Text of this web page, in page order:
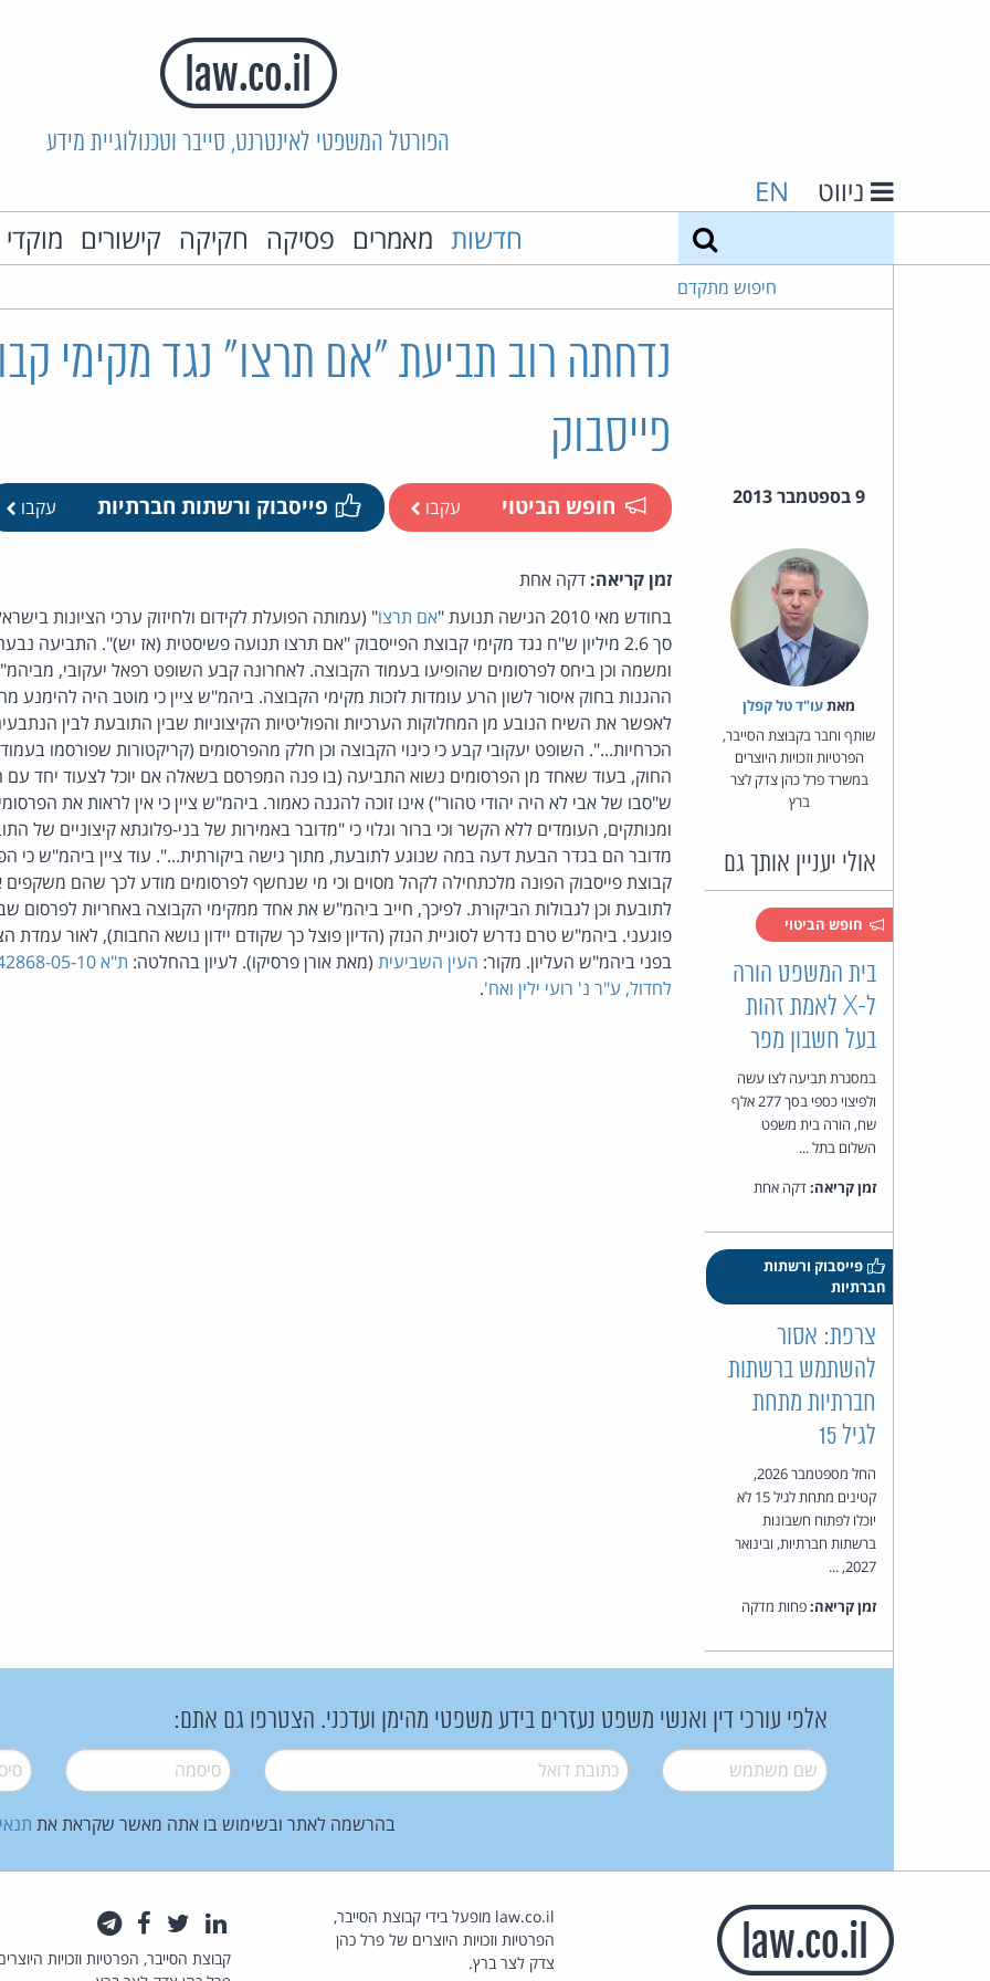
הפורטל המשפטי לאינטרנט, סייבר וטכנולוגיית מידע
ניווט EN
חדשות מאמרים פסיקה חקיקה קישורים
חיפוש מתקדם
נדחתה רוב תביעת "אם תרצו" נגד מקימי
פייסבוק
9 בספטמבר 2013 חופש הביטוי עקבו פייסבוק ורשתות חברתיות עקבו
מאת‏עו"ד טל קפלן
שותף וחבר בקבוצת הסייבר,
הפרטיות וזכויות היוצרים
במשרד פרל כהן צדק לצר
ברץ
אולי יעניין אותך גם
חופש הביטוי
בית המשפט הורה
ל-X לאמת זהות
בעל חשבון מפר
במסגרת תביעה לצו עשה
ולפיצוי כספי בסך 277 אלף
שח, הורה בית משפט
השלום בתל ...
זמן קריאה:דקה אחת
פייסבוק ורשתות
חברתיות
צרפת: אסור
להשתמש ברשתות
חברתיות מתחת
לגיל 15
החל מספטמבר 2026,
קטינים מתחת לגיל 15 לא
יוכלו לפתוח חשבונות
ברשתות חברתיות, ובינואר
2027, ...
זמן קריאה:פחות מדקה
זמן קריאה: דקה אחת
בחודש מאי 2010 הגישה תנועת " אם תרצו" (עמותה הפועלת לקידום ולחיזוק ערכי הציונות
סך 2.6 מיליון ש"ח נגד מקימי קבוצת הפייסבוק "אם תרצו תנועה פשיסטית (אז יש)". התביעה
ומשמה וכן ביחס לפרסומים שהופיעו בעמוד הקבוצה. לאחרונה קבע השופט רפאל יעקובי,
ההגנות בחוק איסור לשון הרע עומדות לזכות מקימי הקבוצה. ביהמ"ש ציין כי מוטב היה להימנע
לאפשר את השיח הנובע מן המחלוקות הערכיות והפוליטיות הקיצוניות שבין התובעת לבין
הכרחיות...". השופט יעקובי קבע כי כינוי הקבוצה וכן חלק מהפרסומים (קריקטורות שפורסמו
החוק, בעוד שאחד מן הפרסומים נשוא התביעה (בו פנה המפרסם בשאלה אם יוכל לצעוד יחד
ש"סבו של אבי לא היה יהודי טהור") אינו זוכה להגנה כאמור. ביהמ"ש ציין כי אין לראות את
ומנותקים, העומדים ללא הקשר וכי ברור וגלוי כי "מדובר באמירות של בני-פלוגתא קיצוניים של
מדובר הם בגדר הבעת דעה במה שנוגע לתובעת, מתוך גישה ביקורתית...". עוד ציין ביהמ"ש כי
קבוצת פייסבוק הפונה מלכתחילה לקהל מסוים וכי מי שנחשף לפרסומים מודע לכך שהם
לתובעת וכן לגבולות הביקורת. לפיכך, חייב ביהמ"ש את אחד ממקימי הקבוצה באחריות לפרסום
פוגעני. ביהמ"ש טרם נדרש לסוגיית הנזק (הדיון פוצל כך שקודם יידון נושא החבות), לאור עמדת
בפני ביהמ"ש העליון. מקור: העין השביעית(מאת אורן פרסיקו). לעיון בהחלטה:
לחדול, ע"ר נ' רועי ילין ואח'.
אלפי עורכי דין ואנשי משפט נעזרים בידע משפטי מהימן ועדכני. הצטרפו גם אתם:
שם משתמש* דואל* סיסמה*
בהרשמה לאתר ובשימוש בו אתה מאשר שקראת את
law.co.il מופעל בידי קבוצת הסייבר,
הפרטיות וזכויות היוצרים של פרל כהן
צדק לצר ברץ.
לינקדאין
טוויטרפייסבוק
קבוצת הסייבר, הפרטיות וזכויות